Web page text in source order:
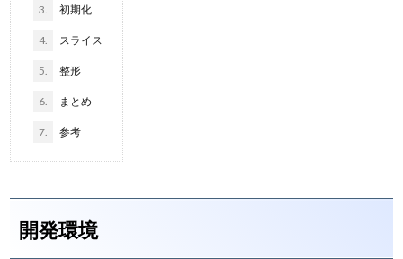
3. 初期化
4. スライス
5. 整形
6. まとめ
7. 参考
開発環境